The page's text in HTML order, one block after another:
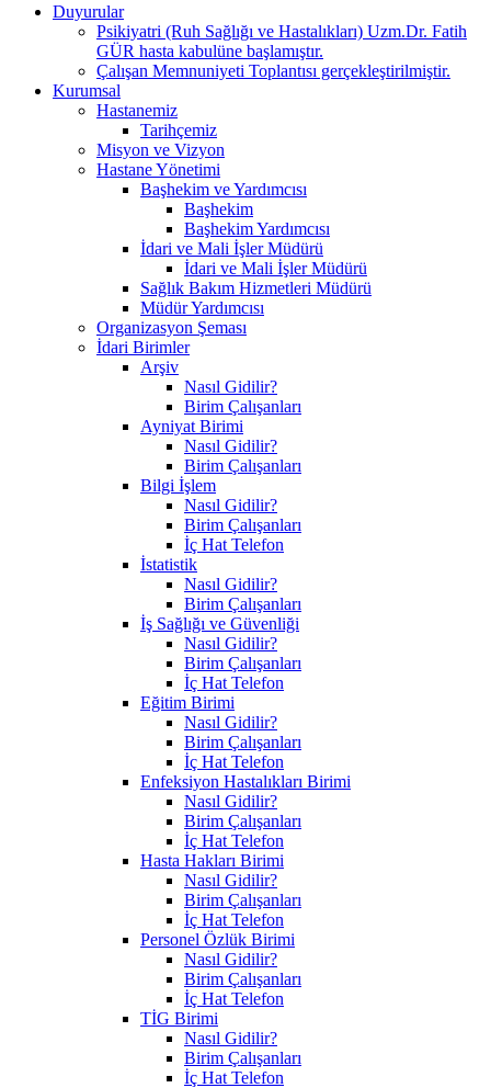
Duyurular
Psikiyatri (Ruh Sağlığı ve Hastalıkları) Uzm.Dr. Fatih
GÜR hasta kabulüne başlamıştır.
Çalışan Memnuniyeti Toplantısı gerçekleştirilmiştir.
Kurumsal
Hastanemiz
Tarihçemiz
Misyon ve Vizyon
Hastane Yönetimi
Başhekim ve Yardımcısı
Başhekim
Başhekim Yardımcısı
İdari ve Mali İşler Müdürü
İdari ve Mali İşler Müdürü
Sağlık Bakım Hizmetleri Müdürü
Müdür Yardımcısı
Organizasyon Şeması
İdari Birimler
Arşiv
Nasıl Gidilir?
Birim Çalışanları
Ayniyat Birimi
Nasıl Gidilir?
Birim Çalışanları
Bilgi İşlem
Nasıl Gidilir?
Birim Çalışanları
İç Hat Telefon
İstatistik
Nasıl Gidilir?
Birim Çalışanları
İş Sağlığı ve Güvenliği
Nasıl Gidilir?
Birim Çalışanları
İç Hat Telefon
Eğitim Birimi
Nasıl Gidilir?
Birim Çalışanları
İç Hat Telefon
Enfeksiyon Hastalıkları Birimi
Nasıl Gidilir?
Birim Çalışanları
İç Hat Telefon
Hasta Hakları Birimi
Nasıl Gidilir?
Birim Çalışanları
İç Hat Telefon
Personel Özlük Birimi
Nasıl Gidilir?
Birim Çalışanları
İç Hat Telefon
TİG Birimi
Nasıl Gidilir?
Birim Çalışanları
İç Hat Telefon